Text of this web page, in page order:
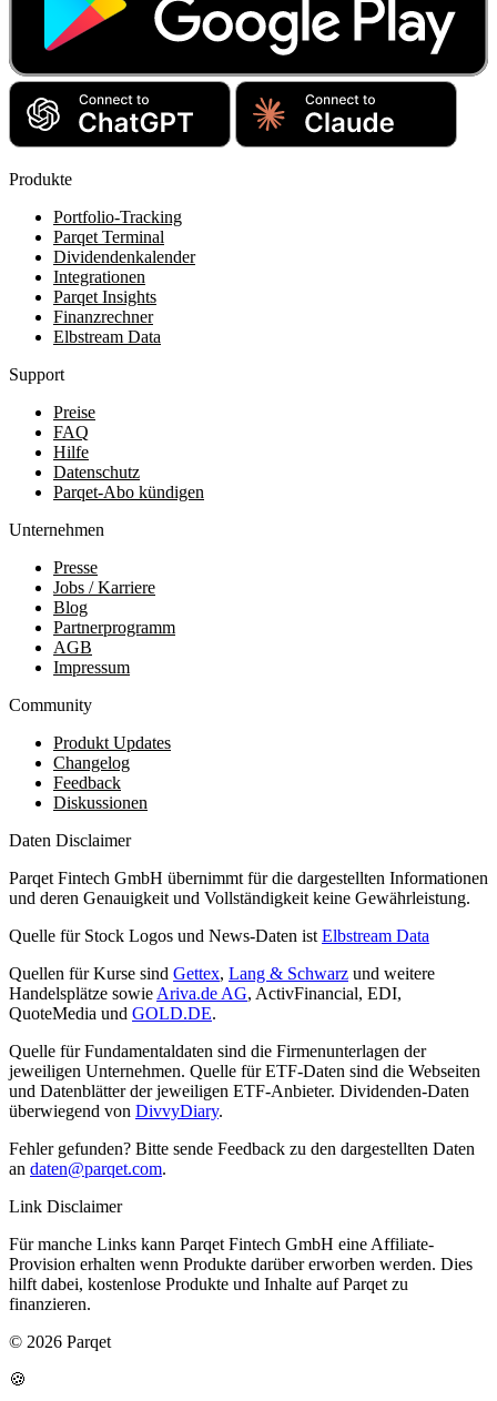
Produkte
Portfolio-Tracking
Parqet Terminal
Dividendenkalender
Integrationen
Parqet Insights
Finanzrechner
Elbstream Data
Support
Preise
FAQ
Hilfe
Datenschutz
Parqet-Abo kündigen
Unternehmen
Presse
Jobs / Karriere
Blog
Partnerprogramm
AGB
Impressum
Community
Produkt Updates
Changelog
Feedback
Diskussionen
Daten Disclaimer
Parqet Fintech GmbH übernimmt für die dargestellten Informationen
und deren Genauigkeit und Vollständigkeit keine Gewährleistung.
Quelle für Stock Logos und News-Daten ist Elbstream Data
Quellen für Kurse sind Gettex, Lang & Schwarz und weitere
Handelsplätze sowie Ariva.de AG, ActivFinancial, EDI,
QuoteMedia und GOLD.DE.
Quelle für Fundamentaldaten sind die Firmenunterlagen der
jeweiligen Unternehmen. Quelle für ETF-Daten sind die Webseiten
und Datenblätter der jeweiligen ETF-Anbieter. Dividenden-Daten
überwiegend von DivvyDiary.
Fehler gefunden? Bitte sende Feedback zu den dargestellten Daten
an daten@parqet.com.
Link Disclaimer
Für manche Links kann Parqet Fintech GmbH eine Affiliate-
Provision erhalten wenn Produkte darüber erworben werden. Dies
hilft dabei, kostenlose Produkte und Inhalte auf Parqet zu
finanzieren.
© 2026 Parqet
🍪